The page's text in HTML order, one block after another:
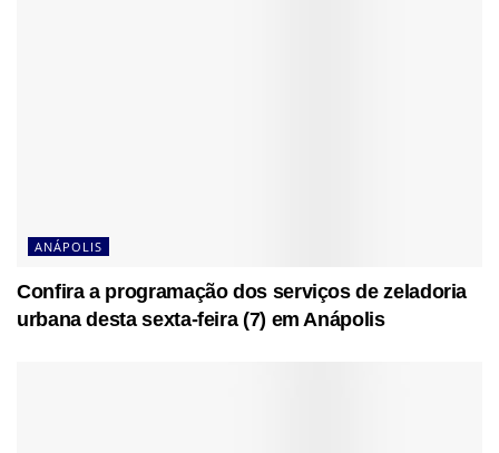
ANÁPOLIS
Confira a programação dos serviços de zeladoria
urbana desta sexta-feira (7) em Anápolis